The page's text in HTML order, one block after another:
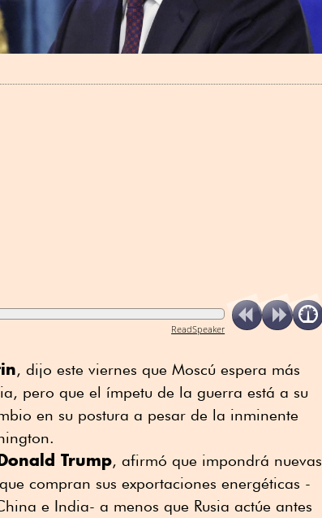
ReadSpeaker
, dijo este viernes que Moscú espera más
pero que el ímpetu de la guerra está a su
en su postura a pesar de la inminente
Trump, afirmó que impondrá nuevas
compran sus exportaciones energéticas -
e India- a menos que Rusia actúe antes